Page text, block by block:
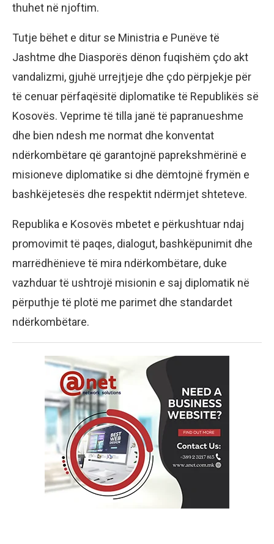
thuhet në njoftim.
Tutje bëhet e ditur se Ministria e Punëve të
Jashtme dhe Diasporës dënon fuqishëm çdo akt
vandalizmi, gjuhë urrejtjeje dhe çdo përpjekje për
të cenuar përfaqësitë diplomatike të Republikës së
Kosovës. Veprime të tilla janë të papranueshme
dhe bien ndesh me normat dhe konventat
ndërkombëtare që garantojnë paprekshmërinë e
misioneve diplomatike si dhe dëmtojnë frymën e
bashkëjetesës dhe respektit ndërmjet shteteve.
Republika e Kosovës mbetet e përkushtuar ndaj
promovimit të paqes, dialogut, bashkëpunimit dhe
marrëdhënieve të mira ndërkombëtare, duke
vazhduar të ushtrojë misionin e saj diplomatik në
përputhje të plotë me parimet dhe standardet
ndërkombëtare.